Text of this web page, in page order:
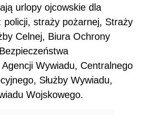
urlopy ojcowskie dla
policji, straży pożarnej, Straży
Celnej, Biura Ochrony
Wywiadu, Centralnego
Służby Wywiadu,
Wojskowego.